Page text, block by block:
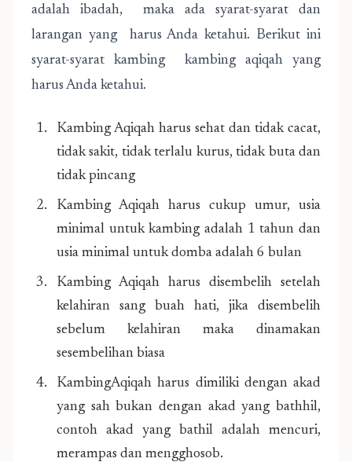
adalah ibadah, maka ada syarat-syarat dan
larangan yang harus Anda ketahui. Berikut ini
syarat-syarat kambing kambing aqiqah yang
harus Anda ketahui.
Kambing Aqiqah harus sehat dan tidak cacat,
tidak sakit, tidak terlalu kurus, tidak buta dan
tidak pincang
Kambing Aqiqah harus cukup umur, usia
minimal untuk kambing adalah 1 tahun dan
usia minimal untuk domba adalah 6 bulan
Kambing Aqiqah harus disembelih setelah
kelahiran sang buah hati, jika disembelih
sebelum kelahiran maka dinamakan
sesembelihan biasa
KambingAqiqah harus dimiliki dengan akad
yang sah bukan dengan akad yang bathhil,
contoh akad yang bathil adalah mencuri,
merampas dan mengghosob.